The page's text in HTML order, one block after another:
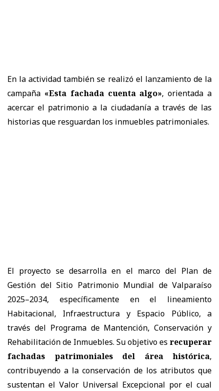
En la actividad también se realizó el lanzamiento de la
campaña «Esta fachada cuenta algo», orientada a
acercar el patrimonio a la ciudadanía a través de las
historias que resguardan los inmuebles patrimoniales.
El proyecto se desarrolla en el marco del Plan de
Gestión del Sitio Patrimonio Mundial de Valparaíso
2025–2034, específicamente en el lineamiento
Habitacional, Infraestructura y Espacio Público, a
través del Programa de Mantención, Conservación y
Rehabilitación de Inmuebles. Su objetivo es recuperar
fachadas patrimoniales del área histórica,
contribuyendo a la conservación de los atributos que
sustentan el Valor Universal Excepcional por el cual